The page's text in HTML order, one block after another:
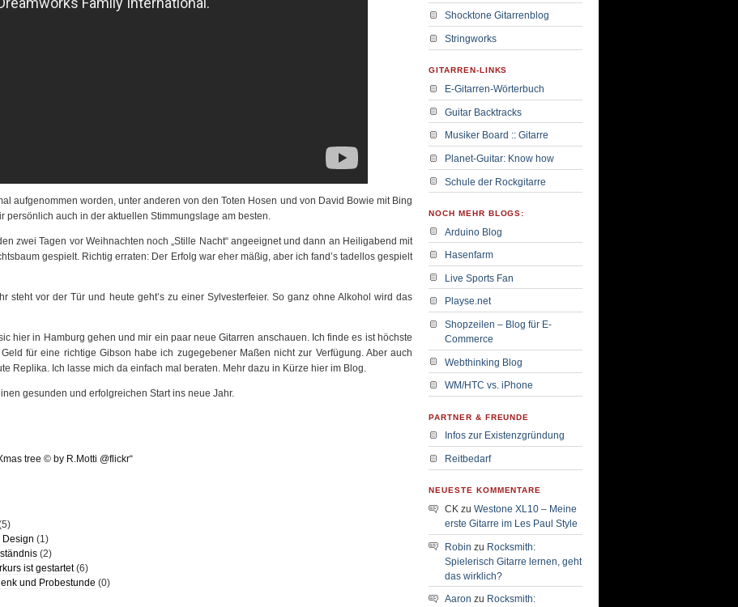
aufgenommen worden, unter anderen von den Toten Hosen und von David Bowie mit Bing
persönlich auch in der aktuellen Stimmungslage am besten.
zwei Tagen vor Weihnachten noch „Stille Nacht“ angeeignet und dann an Heiligabend mit
gespielt. Richtig erraten: Der Erfolg war eher mäßig, aber ich fand’s tadellos gespielt
steht vor der Tür und heute geht’s zu einer Sylvesterfeier. So ganz ohne Alkohol wird das
hier in Hamburg gehen und mir ein paar neue Gitarren anschauen. Ich finde es ist höchste
für eine richtige Gibson habe ich zugegebener Maßen nicht zur Verfügung. Aber auch
Replika. Ich lasse mich da einfach mal beraten. Mehr dazu in Kürze hier im Blog.
gesunden und erfolgreichen Start ins neue Jahr.
tree © by R.Motti @flickr“
Design (1)
(2)
ist gestartet(6)
und Probestunde (0)
Shocktone Gitarrenblog
Stringworks
GITARREN-LINKS
E-Gitarren-Wörterbuch
Guitar Backtracks
Musiker Board :: Gitarre
Planet-Guitar: Know how
Schule der Rockgitarre
NOCH MEHR BLOGS:
Arduino Blog
Hasenfarm
Live Sports Fan
Playse.net
Shopzeilen – Blog für E-
Commerce
Webthinking Blog
WM/HTC vs. iPhone
PARTNER & FREUNDE
Infos zur Existenzgründung
Reitbedarf
NEUESTE KOMMENTARE
CK zu Westone XL10 – Meine
erste Gitarre im Les Paul Style
Robin zu Rocksmith:
Spielerisch Gitarre lernen, geht
das wirklich?
Aaron zu Rocksmith: